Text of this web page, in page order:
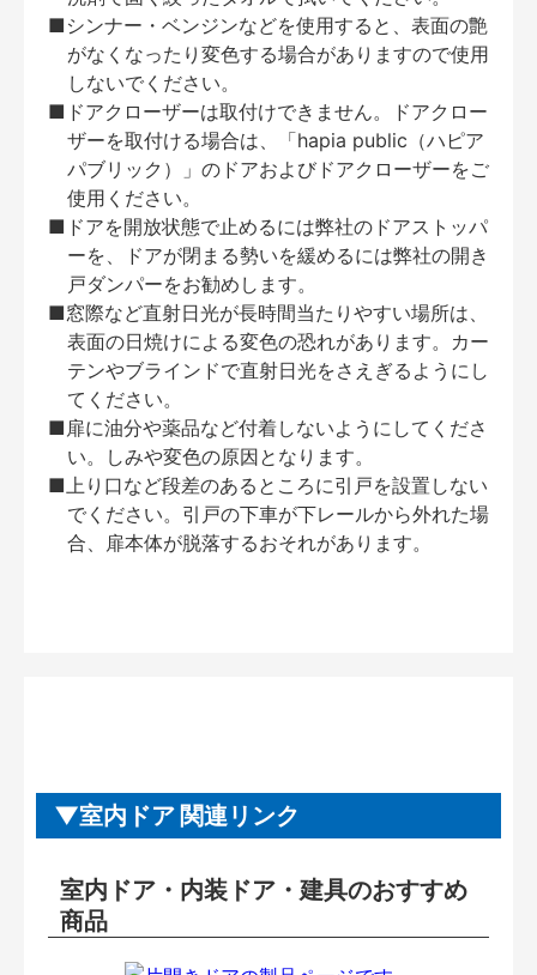
■シンナー・ベンジンなどを使用すると、表面の艶
がなくなったり変色する場合がありますので使用
しないでください。
■ドアクローザーは取付けできません。ドアクロー
ザーを取付ける場合は、「hapia public（ハピア
パブリック）」のドアおよびドアクローザーをご
使用ください。
■ドアを開放状態で止めるには弊社のドアストッパ
ーを、ドアが閉まる勢いを緩めるには弊社の開き
戸ダンパーをお勧めします。
■窓際など直射日光が長時間当たりやすい場所は、
表面の日焼けによる変色の恐れがあります。カー
テンやブラインドで直射日光をさえぎるようにし
てください。
■扉に油分や薬品など付着しないようにしてくださ
い。しみや変色の原因となります。
■上り口など段差のあるところに引戸を設置しない
でください。引戸の下車が下レールから外れた場
合、扉本体が脱落するおそれがあります。
室内ドア 関連リンク
室内ドア・内装ドア・建具のおすすめ
商品